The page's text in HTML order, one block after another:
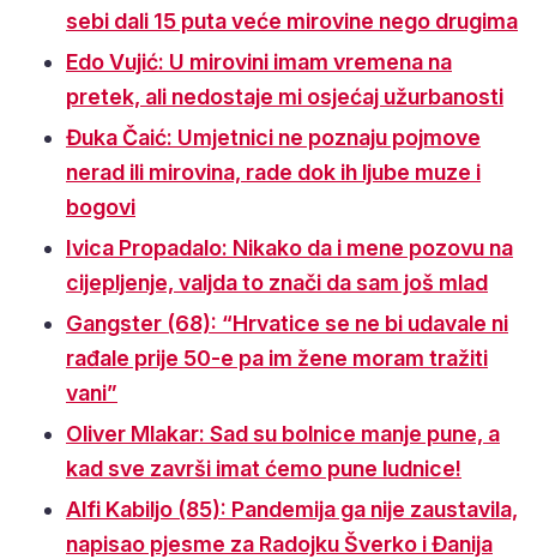
sebi dali 15 puta veće mirovine nego drugima
Edo Vujić: U mirovini imam vremena na
pretek, ali nedostaje mi osjećaj užurbanosti
Đuka Čaić: Umjetnici ne poznaju pojmove
nerad ili mirovina, rade dok ih ljube muze i
bogovi
Ivica Propadalo: Nikako da i mene pozovu na
cijepljenje, valjda to znači da sam još mlad
Gangster (68): “Hrvatice se ne bi udavale ni
rađale prije 50-e pa im žene moram tražiti
vani”
Oliver Mlakar: Sad su bolnice manje pune, a
kad sve završi imat ćemo pune ludnice!
Alfi Kabiljo (85): Pandemija ga nije zaustavila,
napisao pjesme za Radojku Šverko i Đanija